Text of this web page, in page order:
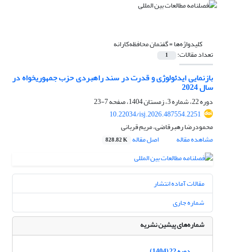
کلیدواژه‌ها =گفتمان محافظه‌کارانه
تعداد مقالات: 1
بازنمایی ایدئولوژی و قدرت در سند راهبردی حزب جمهوریخواه در
سال 2024
دوره 22، شماره 3، زمستان 1404، صفحه
7-23
10.22034/isj.2026.487554.2251
محمودرضا رهبرقاضی، مریم قربانی
مشاهده مقاله
اصل مقاله 828.82 K
مقالات آماده انتشار
شماره جاری
شماره‌های پیشین نشریه